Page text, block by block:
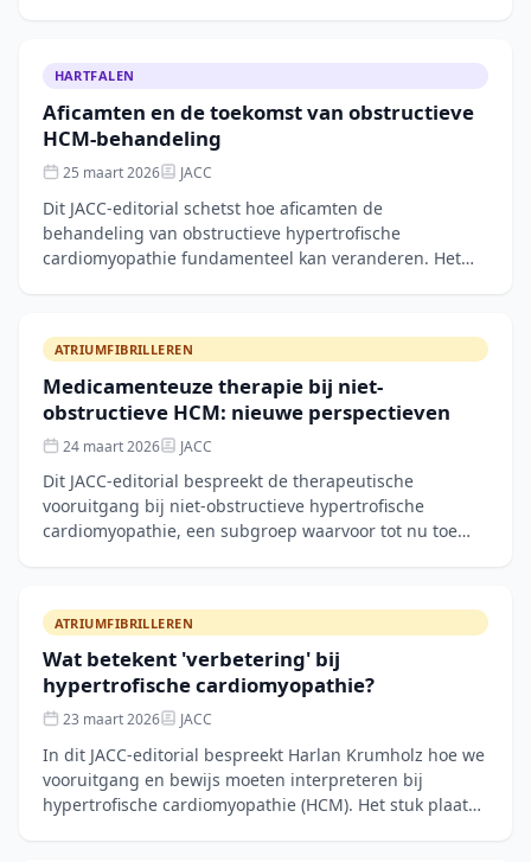
HARTFALEN
Aficamten en de toekomst van obstructieve
HCM-behandeling
25 maart 2026 JACC
Dit JACC-editorial schetst hoe aficamten de
behandeling van obstructieve hypertrofische
cardiomyopathie fundamenteel kan veranderen. Het
ATRIUMFIBRILLEREN
Medicamenteuze therapie bij niet-
obstructieve HCM: nieuwe perspectieven
24 maart 2026 JACC
Dit JACC-editorial bespreekt de therapeutische
vooruitgang bij niet-obstructieve hypertrofische
cardiomyopathie, een subgroep waarvoor tot nu toe
ATRIUMFIBRILLEREN
Wat betekent 'verbetering' bij
hypertrofische cardiomyopathie?
23 maart 2026 JACC
In dit JACC-editorial bespreekt Harlan Krumholz hoe we
vooruitgang en bewijs moeten interpreteren bij
hypertrofische cardiomyopathie (HCM). Het stuk plaatst